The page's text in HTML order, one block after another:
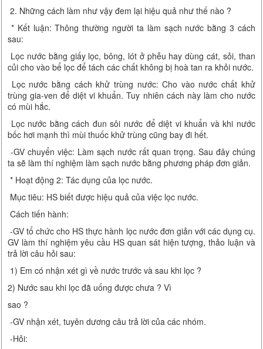
2. Những cách làm như vậy đem lại hiệu quả như thế nào ?
* Kết luận: Thông thường người ta làm sạch nước bằng 3 cách
sau:
Lọc nước bằng giấy lọc, bông, lót ở phễu hay dùng cát, sỏi, than
củi cho vào bể lọc để tách các chất không bị hoà tan ra khỏi nước.
Lọc nước bằng cách khử trùng nước: Cho vào nước chất khử
trùng gia-ven để diệt vi khuẩn. Tuy nhiên cách này làm cho nước
có mùi hắc.
Lọc nước bằng cách đun sôi nước để diệt vi khuẩn và khi nước
bốc hơi mạnh thì mùi thuốc khử trùng cũng bay đi hết.
-GV chuyển việc: Làm sạch nước rất quan trọng. Sau đây chúng
ta sẽ làm thí nghiệm làm sạch nước bằng phương pháp đơn giản.
* Hoạt động 2: Tác dụng của lọc nước.
Mục tiêu: HS biết được hiệu quả của việc lọc nước.
Cách tiến hành:
-GV tổ chức cho HS thực hành lọc nước đơn giản với các dụng cụ.
GV làm thí nghiệm yêu cầu HS quan sát hiện tượng, thảo luận và
trả lời câu hỏi sau:
1) Em có nhận xét gì về nước trước và sau khi lọc ?
2) Nước sau khi lọc đã uống được chưa ? Vì
sao ?
-GV nhận xét, tuyên dương câu trả lời của các nhóm.
-Hỏi: